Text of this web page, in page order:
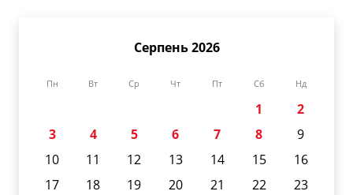
Серпень 2026
Пн Вт Ср Чт Пт Сб Нд
1
2
3
4 5 6 7 8
9
10
11 12 13 14 15
16
17
18 19 20 21 22
23